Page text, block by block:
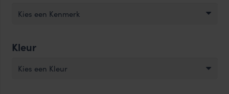
Kies een Kenmerk
Kleur
Kies een Kleur